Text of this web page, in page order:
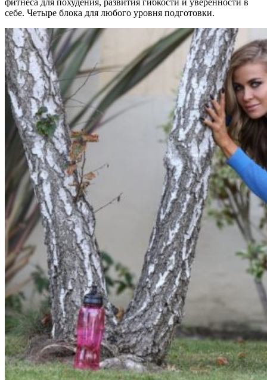
себе. Четыре блока для любого уровня подготовки.